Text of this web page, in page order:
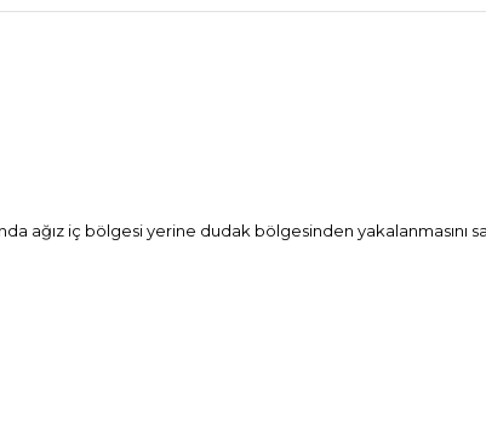
ağız iç bölgesi yerine dudak bölgesinden yakalanmasını